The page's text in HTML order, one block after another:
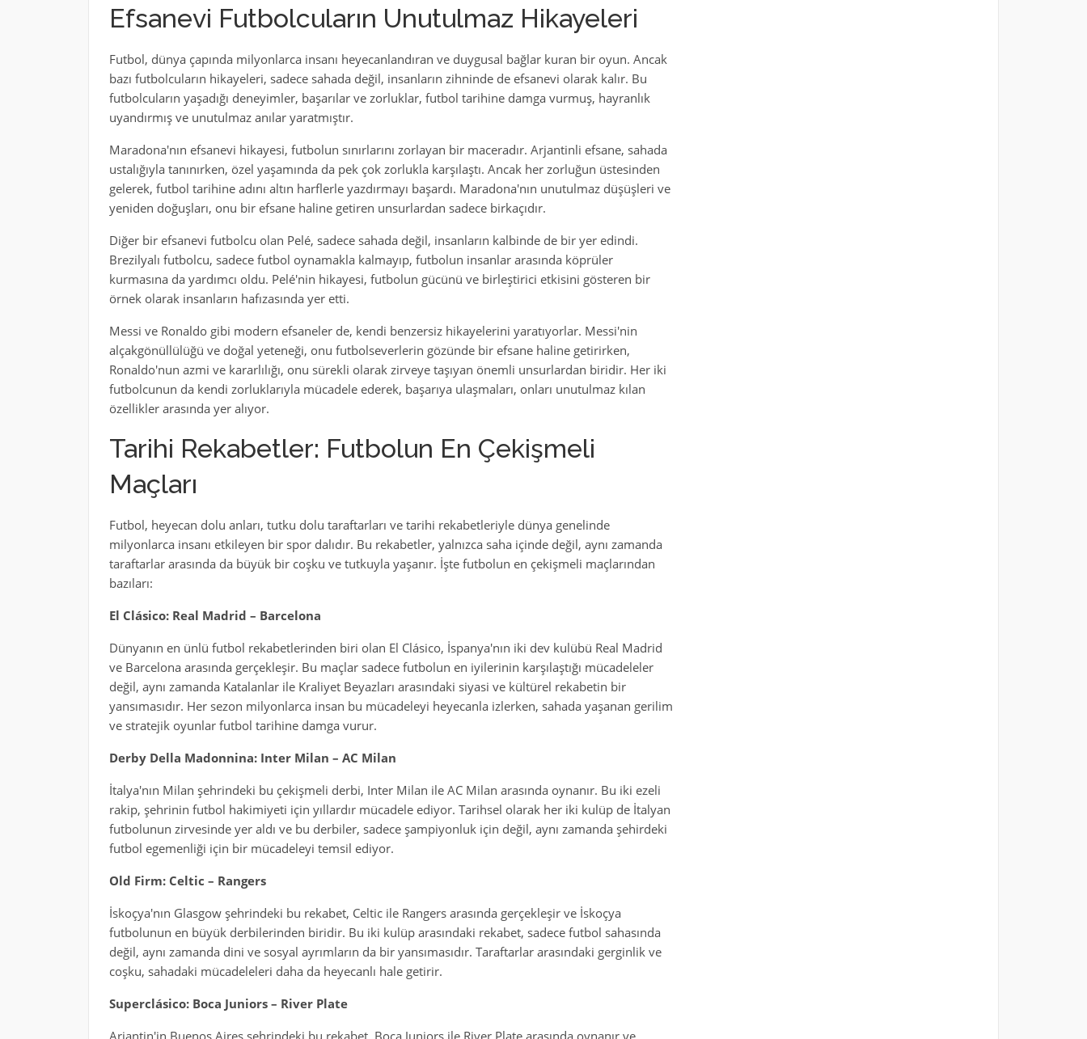
Efsanevi Futbolcuların Unutulmaz Hikayeleri
Futbol, dünya çapında milyonlarca insanı heyecanlandıran ve duygusal bağlar kuran bir oyun. Ancak
bazı futbolcuların hikayeleri, sadece sahada değil, insanların zihninde de efsanevi olarak kalır. Bu
futbolcuların yaşadığı deneyimler, başarılar ve zorluklar, futbol tarihine damga vurmuş, hayranlık
uyandırmış ve unutulmaz anılar yaratmıştır.
Maradona'nın efsanevi hikayesi, futbolun sınırlarını zorlayan bir maceradır. Arjantinli efsane, sahada
ustalığıyla tanınırken, özel yaşamında da pek çok zorlukla karşılaştı. Ancak her zorluğun üstesinden
gelerek, futbol tarihine adını altın harflerle yazdırmayı başardı. Maradona'nın unutulmaz düşüşleri ve
yeniden doğuşları, onu bir efsane haline getiren unsurlardan sadece birkaçıdır.
Diğer bir efsanevi futbolcu olan Pelé, sadece sahada değil, insanların kalbinde de bir yer edindi.
Brezilyalı futbolcu, sadece futbol oynamakla kalmayıp, futbolun insanlar arasında köprüler
kurmasına da yardımcı oldu. Pelé'nin hikayesi, futbolun gücünü ve birleştirici etkisini gösteren bir
örnek olarak insanların hafızasında yer etti.
Messi ve Ronaldo gibi modern efsaneler de, kendi benzersiz hikayelerini yaratıyorlar. Messi'nin
alçakgönüllülüğü ve doğal yeteneği, onu futbolseverlerin gözünde bir efsane haline getirirken,
Ronaldo'nun azmi ve kararlılığı, onu sürekli olarak zirveye taşıyan önemli unsurlardan biridir. Her iki
futbolcunun da kendi zorluklarıyla mücadele ederek, başarıya ulaşmaları, onları unutulmaz kılan
özellikler arasında yer alıyor.
Tarihi Rekabetler: Futbolun En Çekişmeli
Maçları
Futbol, heyecan dolu anları, tutku dolu taraftarları ve tarihi rekabetleriyle dünya genelinde
milyonlarca insanı etkileyen bir spor dalıdır. Bu rekabetler, yalnızca saha içinde değil, aynı zamanda
taraftarlar arasında da büyük bir coşku ve tutkuyla yaşanır. İşte futbolun en çekişmeli maçlarından
bazıları:
El Clásico: Real Madrid – Barcelona
Dünyanın en ünlü futbol rekabetlerinden biri olan El Clásico, İspanya'nın iki dev kulübü Real Madrid
ve Barcelona arasında gerçekleşir. Bu maçlar sadece futbolun en iyilerinin karşılaştığı mücadeleler
değil, aynı zamanda Katalanlar ile Kraliyet Beyazları arasındaki siyasi ve kültürel rekabetin bir
yansımasıdır. Her sezon milyonlarca insan bu mücadeleyi heyecanla izlerken, sahada yaşanan gerilim
ve stratejik oyunlar futbol tarihine damga vurur.
Derby Della Madonnina: Inter Milan – AC Milan
İtalya'nın Milan şehrindeki bu çekişmeli derbi, Inter Milan ile AC Milan arasında oynanır. Bu iki ezeli
rakip, şehrinin futbol hakimiyeti için yıllardır mücadele ediyor. Tarihsel olarak her iki kulüp de İtalyan
futbolunun zirvesinde yer aldı ve bu derbiler, sadece şampiyonluk için değil, aynı zamanda şehirdeki
futbol egemenliği için bir mücadeleyi temsil ediyor.
Old Firm: Celtic – Rangers
İskoçya'nın Glasgow şehrindeki bu rekabet, Celtic ile Rangers arasında gerçekleşir ve İskoçya
futbolunun en büyük derbilerinden biridir. Bu iki kulüp arasındaki rekabet, sadece futbol sahasında
değil, aynı zamanda dini ve sosyal ayrımların da bir yansımasıdır. Taraftarlar arasındaki gerginlik ve
coşku, sahadaki mücadeleleri daha da heyecanlı hale getirir.
Superclásico: Boca Juniors – River Plate
Arjantin'in Buenos Aires şehrindeki bu rekabet, Boca Juniors ile River Plate arasında oynanır ve